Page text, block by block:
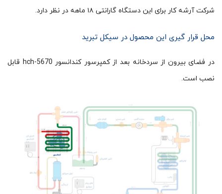
شرکت آرشه کار برای این دستگاه گارانتی ۱۸ ماهه در نظر دارد.
محل قرار گیری این محصول در سیکل تبرید
در فضای بیرون از سردخانه بعد از کمپرسور کندانسور hch-5670 قابل
نصب است.